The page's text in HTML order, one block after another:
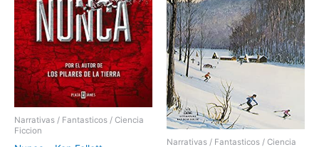
Narrativas / Fantasticos / Ciencia
Ficcion
Narrativas / Fantasticos / Ciencia